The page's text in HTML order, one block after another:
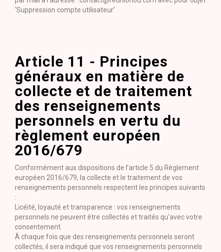
‘Suppression compte utilisateur’
Article 11 - Principes
généraux en matière de
collecte et de traitement
des renseignements
personnels en vertu du
règlement européen
2016/679
Conformément aux dispositions de l’article 5 du Règlement
européen 2016/679, la collecte et le traitement de vos
renseignements personnels respectent les principes suivants
:
Licéité, loyauté et transparence : vos renseignements
personnels ne peuvent être collectés et traités qu’avec votre
consentement.
À chaque fois que des renseignements personnels seront
collectés, il sera indiqué que vos renseignements personnels